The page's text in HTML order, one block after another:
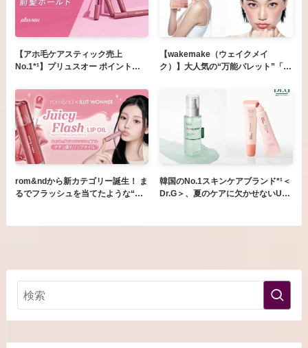
【アホ毛ケアスティック売上
No.1*¹】プリュスオー ポイントリ
レベル*²のキープ力で鉄壁前髪が作
れる新ライン「ハイパーホールド」
が登場！
【wakemake（ウェイクメイ
ク）】大人気の“万能パレット”「ソ
が、日本オフラインでの取扱いカラ
rom&ndから新カテゴリー誕生！ ま
るでフラッシュを当てたような“別
韓国のNo.1スキンケアブランド*¹＜
Dr.G＞、夏のケアに欠かせないUV